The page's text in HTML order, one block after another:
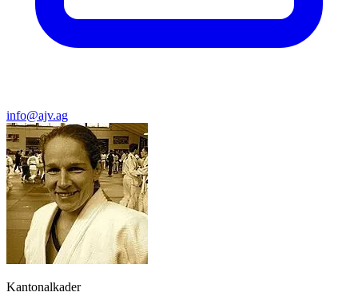
info@ajv.ag
Kantonalkader